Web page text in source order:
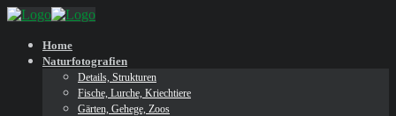
Home
Naturfotografien
Details, Strukturen
Fische, Lurche, Kriechtiere
Gärten, Gehege, Zoos